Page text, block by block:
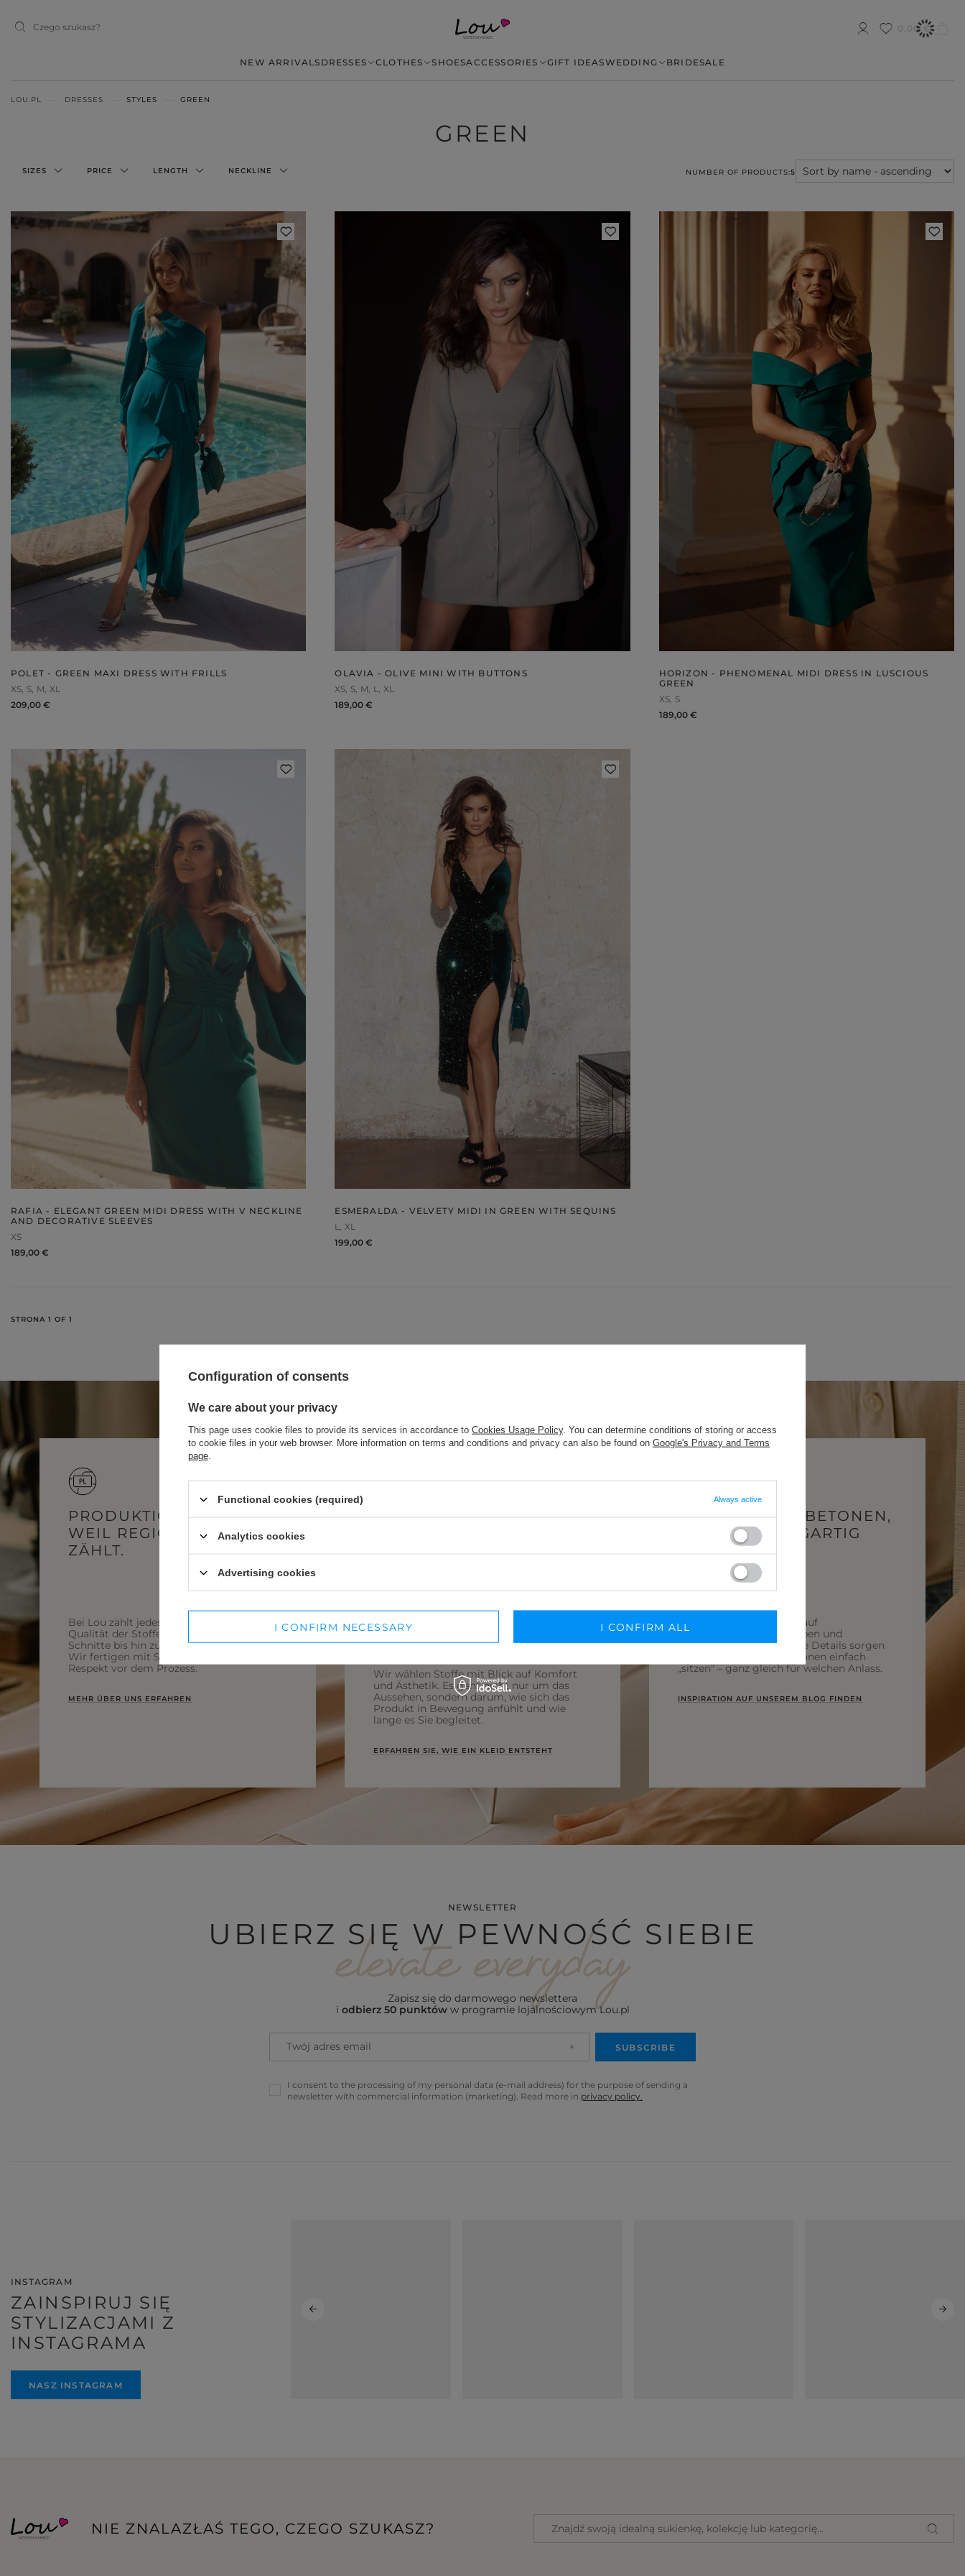
0,00 €
NEW ARRIVALS DRESSES
Styles
EVERY DAY
BRIDE
CHRISTENING
DATE
NEW YEAR'S EVE
VALENTINE'S DAY
PROM
COMMUNION
ELEGANT
EVENING
PARTY
CASUAL
COCTAIL
BOHO
FLARED
FORMAL
ASYMMETRICAL
KNITTED
WITH SEQUINS
WITHOUT CLEAVAGE
ASYMMETRICAL
CARMEN
Color
RED
BLACK
BEIGE
WHITE
BLUE
GREEN
PINK
GREY
PRINTS
DISCOVER WHAT'S NEW
CLOTHES
JUMPSUITS
SHOESACCESSORIES
BRACELETS
JEWELRY
WINTER HATS
GIFT IDEASWEDDING
BLACK
WHITE
BLUE
GREEN
ORANGE
BROWN
IN FLOWERS
WITH TULLE
BRIDESALE
LOU.PL DRESSES STYLES GREEN
GREEN
SIZES PRICE LENGTH NECKLINE NUMBER OF PRODUCTS:5
POLET - GREEN MAXI DRESS WITH FRILLS
XS S M XL
209,00 €
OLAVIA - OLIVE MINI WITH BUTTONS
XS S M L XL
189,00 €
HORIZON - PHENOMENAL MIDI DRESS IN LUSCIOUS
GREEN
XS S
189,00 €
RAFIA - ELEGANT GREEN MIDI DRESS WITH V NECKLINE
AND DECORATIVE SLEEVES
XS
189,00 €
ESMERALDA - VELVETY MIDI IN GREEN WITH SEQUINS
L XL
199,00 €
STRONA 1 OF 1
PRODUKTION IN POLEN –
WEIL REGIONALITÄT
ZÄHLT.
Bei Lou zählt jedes Detail – von der
Qualität der Stoffe über durchdachte
Schnitte bis hin zur lokalen Produktion.
Wir fertigen mit Sorgfalt für Sie und mit
Respekt vor dem Prozess.
MEHR ÜBER UNS ERFAHREN
Wir wählen Stoffe mit Blick auf Komfort
und Ästhetik. Es geht nicht nur um das
Aussehen, sondern darum, wie sich das
Produkt in Bewegung anfühlt und wie
lange es Sie begleitet.
ERFAHREN SIE, WIE EIN KLEID ENTSTEHT
SCHNITTE, DIE BETONEN,
WAS SIE EINZIGARTIG
MACHT.
Wir entwerfen mit Blick auf
unterschiedliche Figurtypen und
Bedürfnisse. Durchdachte Details sorgen
dafür, dass unsere Kreationen einfach
„sitzen" – ganz gleich für welchen Anlass.
INSPIRATION AUF UNSEREM BLOG FINDEN
NEWSLETTER
UBIERZ SIĘ W PEWNOŚĆ SIEBIE
Zapisz się do darmowego newslettera
i odbierz 50 punktóww programie lojalnościowym Lou.pl
Twój adres email
I consent to the processing of my personal data (e-mail address) for the purpose of sending a
newsletter with commercial information (marketing). Read more in privacy policy.
SUBSCRIBE
INSTAGRAM
ZAINSPIRUJ SIĘ
STYLIZACJAMI Z
INSTAGRAMA
NASZ INSTAGRAM
NIE ZNALAZŁAŚ TEGO, CZEGO SZUKASZ?
Configuration of consents
We care about your privacy
This page uses cookie files to provide its services in accordance to Cookies Usage Policy. You can determine conditions of storing or access
to cookie files in your web browser. More information on terms and conditions and privacy can also be found on Google's Privacy and Terms
page
Functional cookies (required) Always active
Analytics cookies
Advertising cookies
I CONFIRM NECESSARY I CONFIRM ALL